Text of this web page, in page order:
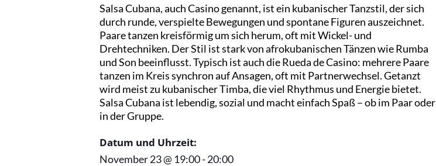
Salsa Cubana, auch Casino genannt, ist ein kubanischer Tanzstil, der sich
durch runde, verspielte Bewegungen und spontane Figuren auszeichnet.
Paare tanzen kreisförmig um sich herum, oft mit Wickel- und
Drehtechniken. Der Stil ist stark von afrokubanischen Tänzen wie Rumba
und Son beeinflusst. Typisch ist auch die Rueda de Casino: mehrere Paare
tanzen im Kreis synchron auf Ansagen, oft mit Partnerwechsel. Getanzt
wird meist zu kubanischer Timba, die viel Rhythmus und Energie bietet.
Salsa Cubana ist lebendig, sozial und macht einfach Spaß – ob im Paar oder
in der Gruppe.
Datum und Uhrzeit:
November 23@ 19:00-20:00